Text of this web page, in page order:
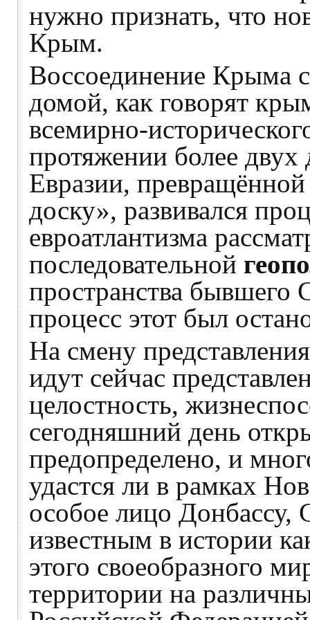
нужно признать, что
Крым.
Воссоединение Крыма
домой, как говорят
всемирно-
протяжении более двух
Евразии,
доску», развивался
евроатлантизма
последовательной
пространства
процесс этот был
На смену
идут сейчас
целостность,
сегодняшний день
предопределено, и
удастся ли в рамках
особое лицо
известным в истории
этого своеобразного
территории на